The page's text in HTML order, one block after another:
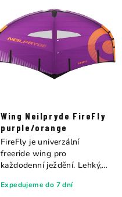
Wing Neilpryde FireFly
purple/orange
Expedujeme do 7 dní
FireFly je univerzální
freeride wing pro
každodenní ježdění. Lehký,